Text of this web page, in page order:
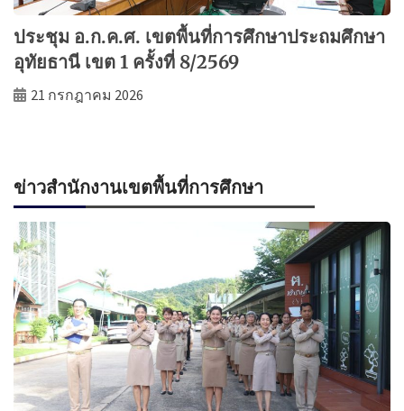
ประชุม อ.ก.ค.ศ. เขตพื้นที่การศึกษาประถมศึกษา
อุทัยธานี เขต 1 ครั้งที่ 8/2569
21 กรกฎาคม 2026
ข่าวสำนักงานเขตพื้นที่การศึกษา